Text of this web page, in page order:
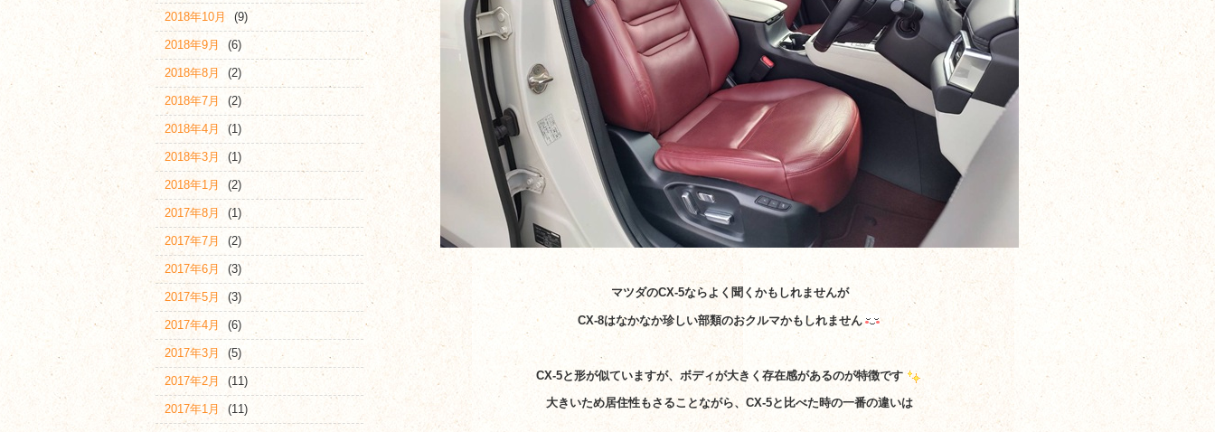
マツダのCX-5ならよく聞くかもしれませんが
CX-8はなかなか珍しい部類のおクルマかもしれません
CX-5と形が似ていますが、ボディが大きく存在感があるのが特徴です
大きいため居住性もさることながら、CX-5と比べた時の一番の違いは
2018年10月 (9)
2018年9月 (6)
2018年8月 (2)
2018年7月 (2)
2018年4月 (1)
2018年3月 (1)
2018年1月 (2)
2017年8月 (1)
2017年7月 (2)
2017年6月 (3)
2017年5月 (3)
2017年4月 (6)
2017年3月 (5)
2017年2月 (11)
2017年1月 (11)